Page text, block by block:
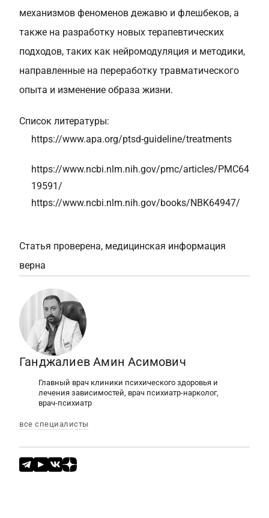
механизмов феноменов дежавю и флешбеков, а
также на разработку новых терапевтических
подходов, таких как нейромодуляция и методики,
направленные на переработку травматического
опыта и изменение образа жизни.
Список литературы:
https://www.apa.org/ptsd-guideline/treatments
https://www.ncbi.nlm.nih.gov/pmc/articles/PMC64
19591/
https://www.ncbi.nlm.nih.gov/books/NBK64947/
Статья проверена, медицинская информация
верна
Ганджалиев Амин Асимович
Главный врач клиники психического здоровья и
лечения зависимостей, врач психиатр-нарколог,
врач-психиатр
все специалисты